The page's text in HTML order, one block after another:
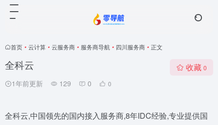
首页 • 云计算 • 云服务商 • 服务商导航 • 四川服务商 • 正文
全科云
1年前更新 129 0 0
收藏 0
全科云,中国领先的国内接入服务商,8年IDC经验,专业提供国